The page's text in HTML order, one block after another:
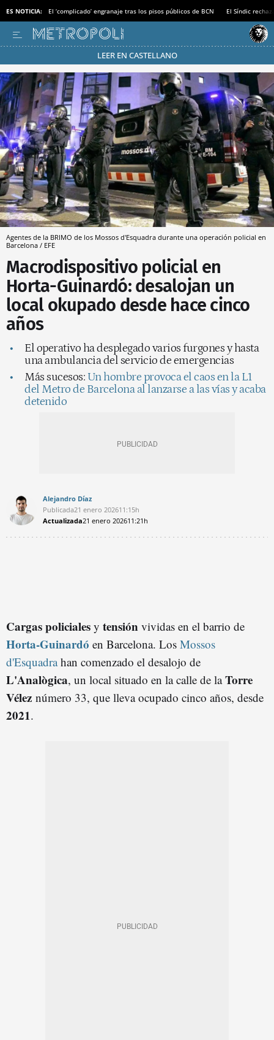
ES NOTICIA: El ‘complicado’ engranaje tras los pisos públicos de BCN El Síndic
LEER EN CASTELLANO
Pásate al MODO AHORRO
Agentes de la BRIMO de los Mossos d'Esquadra durante una operación policial en
Barcelona / EFE
Macrodispositivo policial en
Horta-Guinardó: desalojan un
local okupado desde hace cinco
años
El operativo ha desplegado varios furgones y hasta
una ambulancia del servicio de emergencias
Más sucesos: Un hombre provoca el caos en la L1
del Metro de Barcelona al lanzarse a las vías y acaba
detenido
Alejandro Díaz
Publicada21 enero 202611:15h
Actualizada21 enero 202611:21h
Cargas policiales y tensión vividas en el barrio de
Horta-Guinardó en Barcelona. Los Mossos
d'Esquadrahan comenzado el desalojo de
L'Analògica, un local situado en la calle de laTorre
Vélez número 33, que lleva ocupado cinco años, desde
2021.